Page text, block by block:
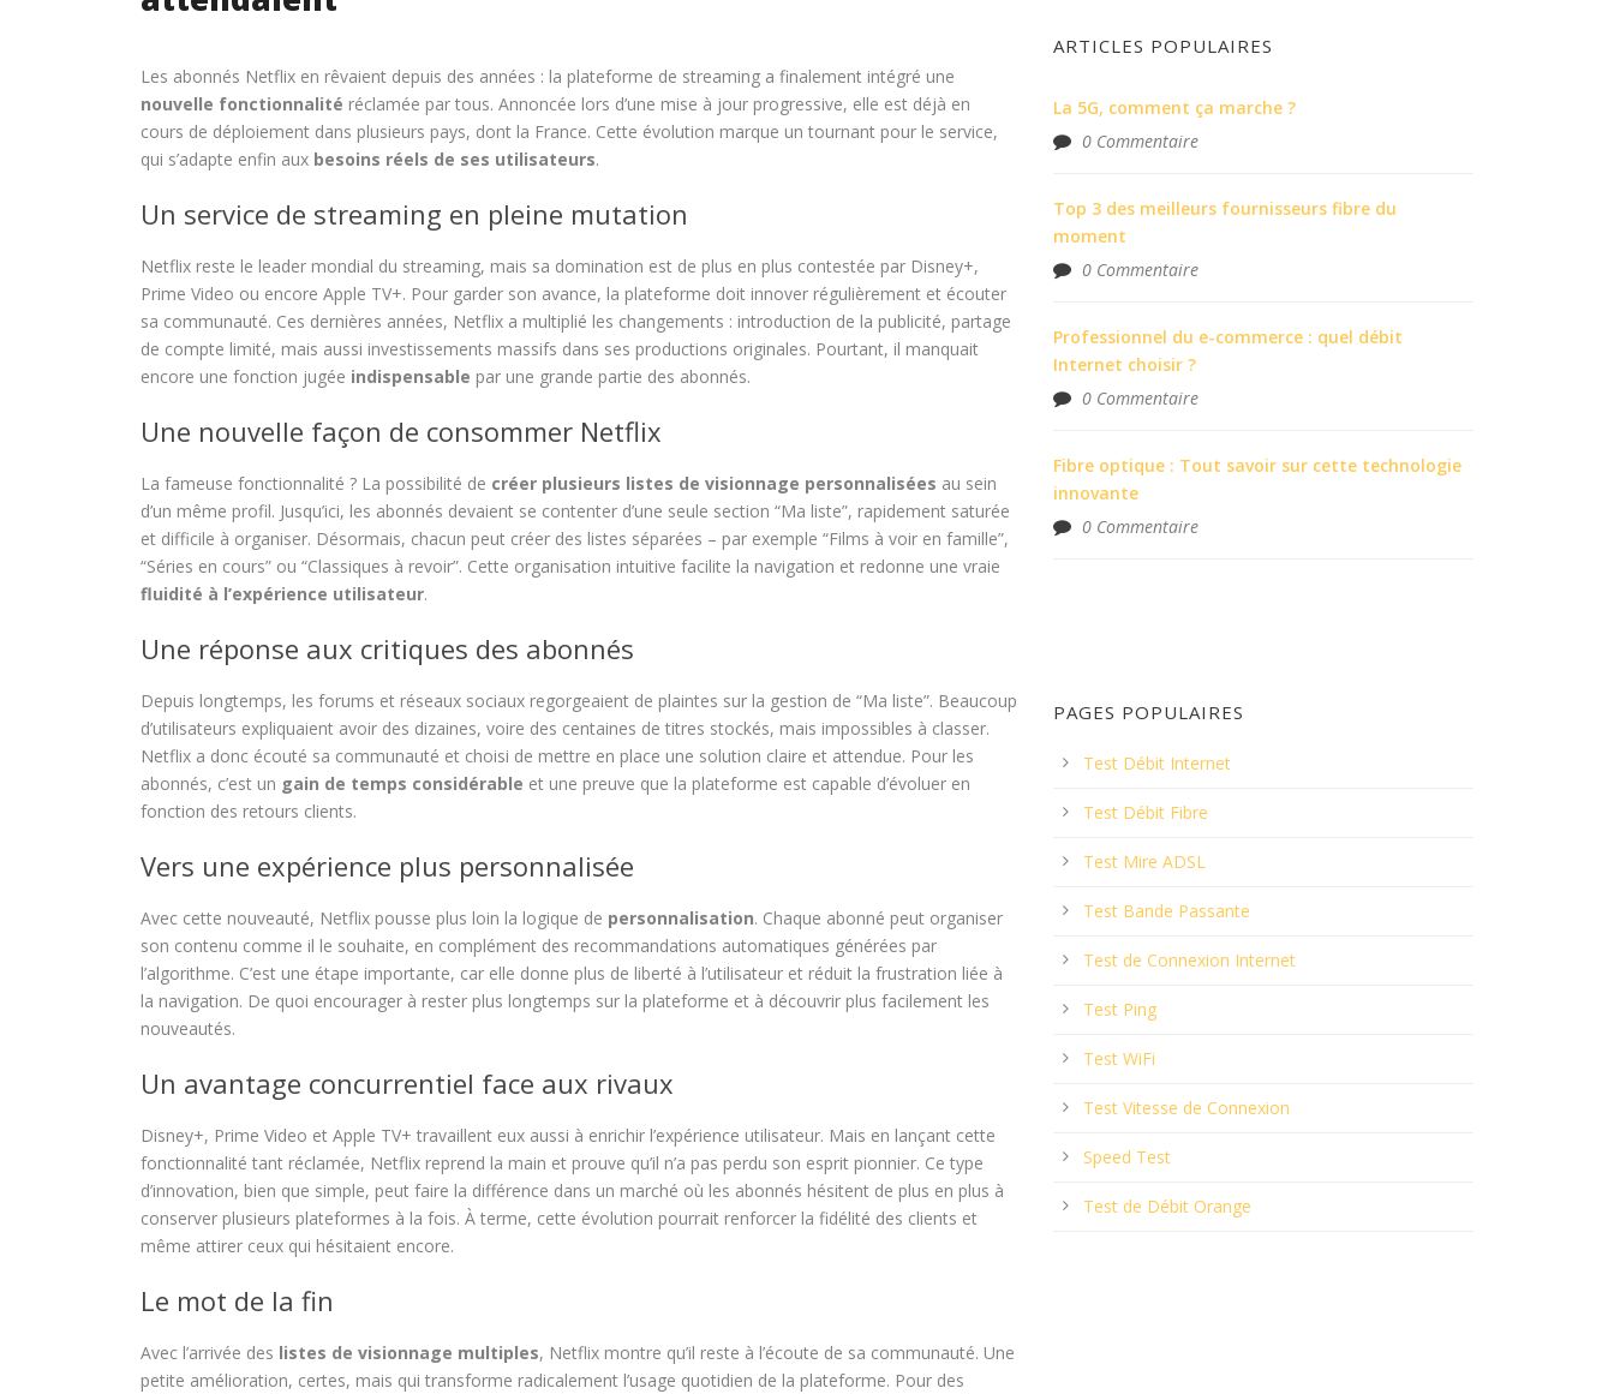
Les abonnés Netflix en rêvaient depuis des années : la plateforme de streaming a finalement intégré une
nouvelle fonctionnalité réclamée par tous. Annoncée lors d’une mise à jour progressive, elle est déjà en
cours de déploiement dans plusieurs pays, dont la France. Cette évolution marque un tournant pour le service,
qui s’adapte enfin aux besoins réels de ses utilisateurs.
Un service de streaming en pleine mutation
Netflix reste le leader mondial du streaming, mais sa domination est de plus en plus contestée par Disney+,
Prime Video ou encore Apple TV+. Pour garder son avance, la plateforme doit innover régulièrement et écouter
sa communauté. Ces dernières années, Netflix a multiplié les changements : introduction de la publicité, partage
de compte limité, mais aussi investissements massifs dans ses productions originales. Pourtant, il manquait
encore une fonction jugée indispensable par une grande partie des abonnés.
Une nouvelle façon de consommer Netflix
La fameuse fonctionnalité ? La possibilité de créer plusieurs listes de visionnage personnalisées au sein
d’un même profil. Jusqu’ici, les abonnés devaient se contenter d’une seule section “Ma liste”, rapidement saturée
et difficile à organiser. Désormais, chacun peut créer des listes séparées – par exemple “Films à voir en famille”,
“Séries en cours” ou “Classiques à revoir”. Cette organisation intuitive facilite la navigation et redonne une vraie
fluidité à l’expérience utilisateur.
Une réponse aux critiques des abonnés
Depuis longtemps, les forums et réseaux sociaux regorgeaient de plaintes sur la gestion de “Ma liste”. Beaucoup
d’utilisateurs expliquaient avoir des dizaines, voire des centaines de titres stockés, mais impossibles à classer.
Netflix a donc écouté sa communauté et choisi de mettre en place une solution claire et attendue. Pour les
abonnés, c’est un gain de temps considérable et une preuve que la plateforme est capable d’évoluer en
fonction des retours clients.
Vers une expérience plus personnalisée
Avec cette nouveauté, Netflix pousse plus loin la logique de personnalisation. Chaque abonné peut organiser
son contenu comme il le souhaite, en complément des recommandations automatiques générées par
l’algorithme. C’est une étape importante, car elle donne plus de liberté à l’utilisateur et réduit la frustration liée à
la navigation. De quoi encourager à rester plus longtemps sur la plateforme et à découvrir plus facilement les
nouveautés.
Un avantage concurrentiel face aux rivaux
Disney+, Prime Video et Apple TV+ travaillent eux aussi à enrichir l’expérience utilisateur. Mais en lançant cette
fonctionnalité tant réclamée, Netflix reprend la main et prouve qu’il n’a pas perdu son esprit pionnier. Ce type
d’innovation, bien que simple, peut faire la différence dans un marché où les abonnés hésitent de plus en plus à
conserver plusieurs plateformes à la fois. À terme, cette évolution pourrait renforcer la fidélité des clients et
même attirer ceux qui hésitaient encore.
Le mot de la fin
Avec l’arrivée des listes de visionnage multiples, Netflix montre qu’il reste à l’écoute de sa communauté. Une
petite amélioration, certes, mais qui transforme radicalement l’usage quotidien de la plateforme. Pour des
ARTICLES POPULAIRES
La 5G, comment ça marche ?
0 Commentaire
Top 3 des meilleurs fournisseurs fibre du
moment
0 Commentaire
Professionnel du e-commerce : quel débit
Internet choisir ?
0 Commentaire
Fibre optique : Tout savoir sur cette technologie
innovante
0 Commentaire
PAGES POPULAIRES
Test Débit Internet
Test Débit Fibre
Test Mire ADSL
Test Bande Passante
Test de Connexion Internet
Test Ping
Test WiFi
Test Vitesse de Connexion
Speed Test
Test de Débit Orange